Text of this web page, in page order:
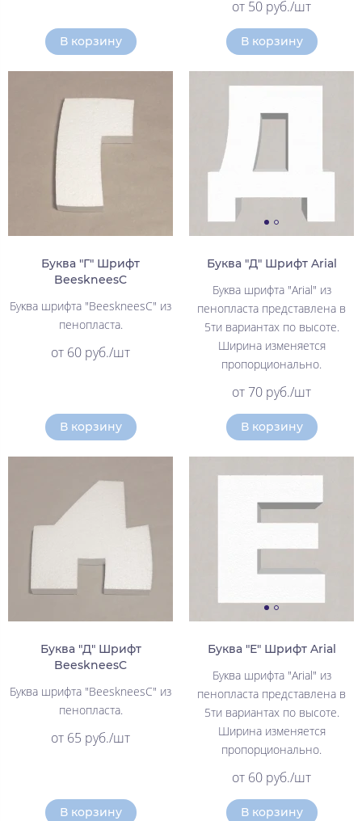
В корзину
от 50 руб./шт
В корзину
Буква "Г" Шрифт
BeeskneesC
Буква шрифта "BeeskneesC" из
пенопласта.
от 60 руб./шт
В корзину
Буква "Д" Шрифт Arial
Буква шрифта "Arial" из
пенопласта представлена в
5ти вариантах по высоте.
Ширина изменяется
пропорционально.
от 70 руб./шт
В корзину
Буква "Д" Шрифт
BeeskneesC
Буква шрифта "BeeskneesC" из
пенопласта.
от 65 руб./шт
В корзину
Буква "Е" Шрифт Arial
Буква шрифта "Arial" из
пенопласта представлена в
5ти вариантах по высоте.
Ширина изменяется
пропорционально.
от 60 руб./шт
В корзину